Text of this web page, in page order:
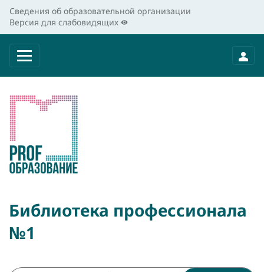
Сведения об образовательной организации
Версия для слабовидящих
Библиотека профессионала
№1